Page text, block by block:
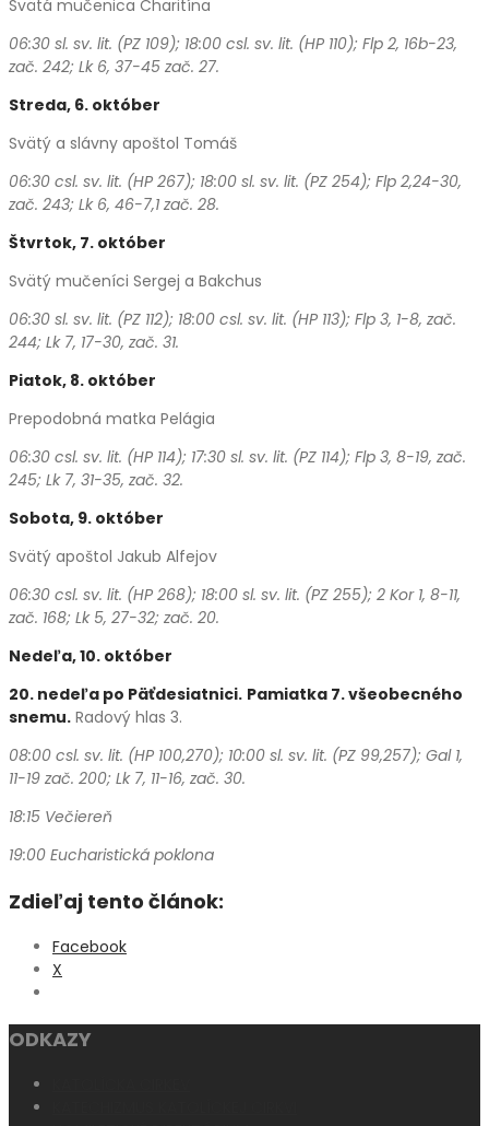
Svätá mučenica Charitína
06:30 sl. sv. lit. (PZ 109); 18:00 csl. sv. lit. (HP 110); Flp 2, 16b-23,
zač. 242; Lk 6, 37-45 zač. 27.
Streda, 6. október
Svätý a slávny apoštol Tomáš
06:30 csl. sv. lit. (HP 267); 18:00 sl. sv. lit. (PZ 254); Flp 2,24-30,
zač. 243; Lk 6, 46-7,1 zač. 28.
Štvrtok, 7. október
Svätý mučeníci Sergej a Bakchus
06:30 sl. sv. lit. (PZ 112); 18:00 csl. sv. lit. (HP 113); Flp 3, 1-8, zač.
244; Lk 7, 17-30, zač. 31.
Piatok, 8. október
Prepodobná matka Pelágia
06:30 csl. sv. lit. (HP 114); 17:30 sl. sv. lit. (PZ 114); Flp 3, 8-19, zač.
245; Lk 7, 31-35, zač. 32.
Sobota, 9. október
Svätý apoštol Jakub Alfejov
06:30 csl. sv. lit. (HP 268); 18:00 sl. sv. lit. (PZ 255); 2 Kor 1, 8-11,
zač. 168; Lk 5, 27-32; zač. 20.
Nedeľa, 10. október
20. nedeľa po Päťdesiatnici. Pamiatka 7. všeobecného
snemu. Radový hlas 3.
08:00 csl. sv. lit. (HP 100,270); 10:00 sl. sv. lit. (PZ 99,257); Gal1,
11-19 zač. 200; Lk 7, 11-16, zač. 30.
18:15 Večiereň
19:00 Eucharistická poklona
Zdieľaj tento článok:
Facebook
X
ODKAZY